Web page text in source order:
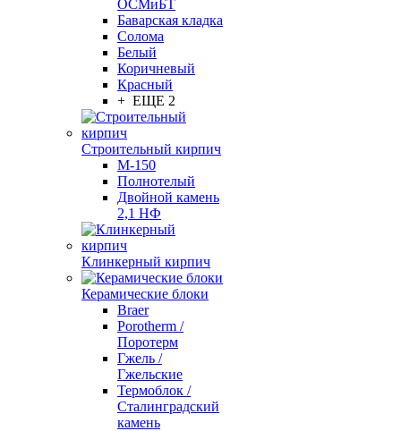
ОСМиБТ
Баварская кладка
Солома
Белый
Коричневый
Красный
+ ЕЩЕ 2
Строительный кирпич
М-150
Полнотелый
Двойной камень
2,1 НФ
Клинкерный кирпич
Керамические блоки
Braer
Porotherm /
Поротерм
Гжель /
Гжельские
Термоблок /
Сталинградский
камень